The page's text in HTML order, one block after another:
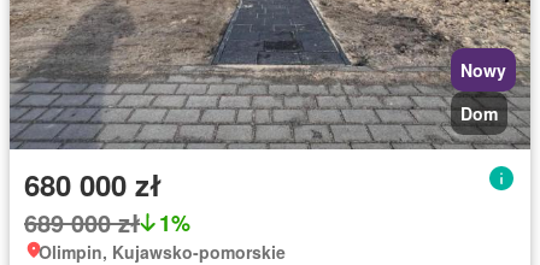
Nowy
Dom
680 000 zł
689 000 zł 1%
Olimpin, Kujawsko-pomorskie